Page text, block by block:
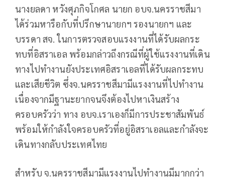
นางยลดา หวังศุภกิจโกศล นายก อบจ.นครราชสีมา
ได้ร่วมหารือกับที่ปรึกษานายกฯ รองนายกฯ และ
บรรดา สจ. ในการตรวจสอบแรงงานที่ได้รับผลกระ
ทบที่อิสราเอล พร้อมกล่าวถึงกรณีที่ผู้ใช้แรงงานที่เดิน
ทางไปทำงานยังประเทศอิสราเอลที่ได้รับผลกระทบ
และเสียชีวิต ซึ่งจ.นครราชสีมามีแรงงานที่ไปทำงาน
เนื่องจากมีฐานะยากจนจึงต้องไปหาเงินสร้าง
ครอบครัวว่า ทาง อบจ.เราเองก็มีการประชาสัมพันธ์
พร้อมให้กำลังใจครอบครัวที่อยู่อิสราเอลและกำลังจะ
เดินทางกลับประเทศไทย
สำหรับ จ.นครราชสีมามีแรงงานไปทำงานมีมากกว่า